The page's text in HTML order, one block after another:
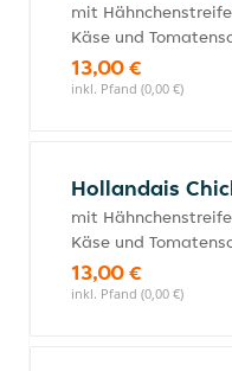
mit
Käse und
13,00 €
inkl. Pfand (0,00 €)
Hollandais
mit
Käse und
13,00 €
inkl. Pfand (0,00 €)